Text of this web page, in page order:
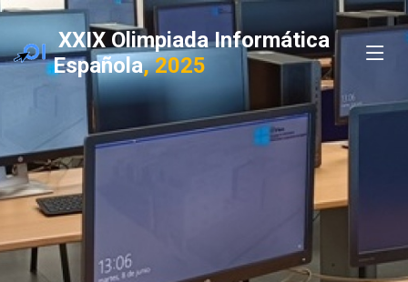
XXIX Olimpiada Informática
Española, 2025